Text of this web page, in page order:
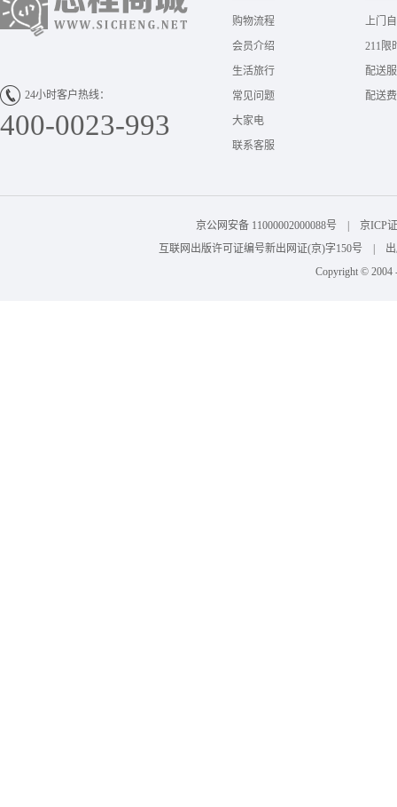
24小时客户热线：
400-0023-993
购物流程
会员介绍
生活旅行
常见问题
大家电
联系客服
上门
211限
配送
配送
京公网安备 11000002000088号 | 京ICP
互联网出版许可证编号新出网证(京)字150号 |
Copyright ©